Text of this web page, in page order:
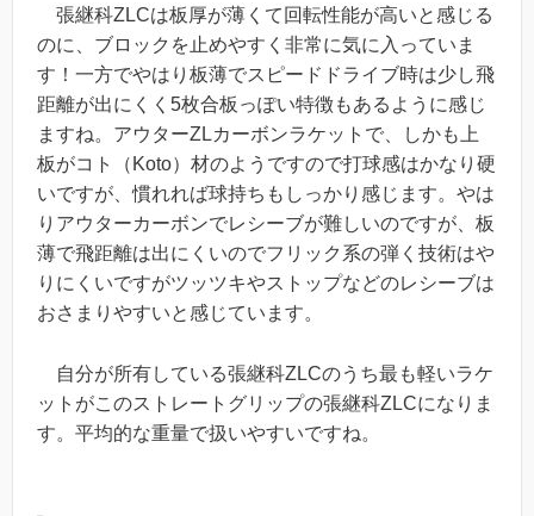
張継科ZLCは板厚が薄くて回転性能が高いと感じる
のに、ブロックを止めやすく非常に気に入っていま
す！一方でやはり板薄でスピードドライブ時は少し飛
距離が出にくく5枚合板っぽい特徴もあるように感じ
ますね。アウターZLカーボンラケットで、しかも上
板がコト（Koto）材のようですので打球感はかなり硬
いですが、慣れれば球持ちもしっかり感じます。やは
りアウターカーボンでレシーブが難しいのですが、板
薄で飛距離は出にくいのでフリック系の弾く技術はや
りにくいですがツッツキやストップなどのレシーブは
おさまりやすいと感じています。
自分が所有している張継科ZLCのうち最も軽いラケ
ットがこのストレートグリップの張継科ZLCになりま
す。平均的な重量で扱いやすいですね。